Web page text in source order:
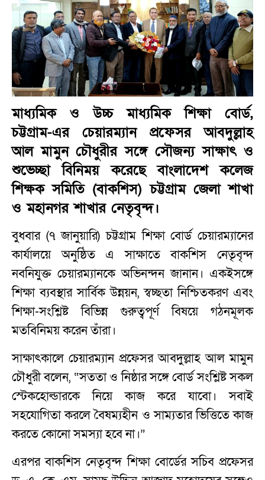
মাধ্যমিক ও উচ্চ মাধ্যমিক শিক্ষা বোর্ড,
চট্টগ্রাম-এর চেয়ারম্যান প্রফেসর আবদুল্লাহ
আল মামুন চৌধুরীর সঙ্গে সৌজন্য সাক্ষাৎ ও
শুভেচ্ছা বিনিময় করেছে বাংলাদেশ কলেজ
শিক্ষক সমিতি (বাকশিস) চট্টগ্রাম জেলা শাখা
ও মহানগর শাখার নেতৃবৃন্দ।
বুধবার (৭ জানুয়ারি) চট্টগ্রাম শিক্ষা বোর্ড চেয়ারম্যানের
কার্যালয়ে অনুষ্ঠিত এ সাক্ষাতে বাকশিস নেতৃবৃন্দ
নবনিযুক্ত চেয়ারম্যানকে অভিনন্দন জানান। একইসঙ্গে
শিক্ষা ব্যবস্থার সার্বিক উন্নয়ন, স্বচ্ছতা নিশ্চিতকরণ এবং
শিক্ষা-সংশ্লিষ্ট বিভিন্ন গুরুত্বপূর্ণ বিষয়ে গঠনমূলক
মতবিনিময় করেন তাঁরা।
সাক্ষাৎকালে চেয়ারম্যান প্রফেসর আবদুল্লাহ আল মামুন
চৌধুরী বলেন, “সততা ও নিষ্ঠার সঙ্গে বোর্ড সংশ্লিষ্ট সকল
স্টেকহোল্ডারকে নিয়ে কাজ করে যাবো। সবাই
সহযোগিতা করলে বৈষম্যহীন ও সাম্যতার ভিত্তিতে কাজ
করতে কোনো সমস্যা হবে না।”
এরপর বাকশিস নেতৃবৃন্দ শিক্ষা বোর্ডের সচিব প্রফেসর